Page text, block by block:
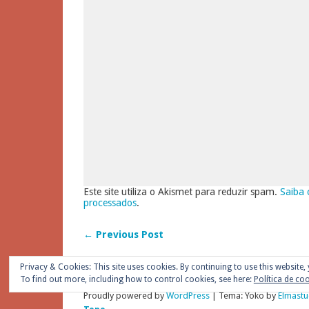
Este site utiliza o Akismet para reduzir spam. Saiba
processados.
← Previous Post
Proudly powered byWordPress|Tema: Yoko by
Privacy & Cookies: This site uses cookies. By continuing to use this
To find out more, including how to control cookies, see here: Política de